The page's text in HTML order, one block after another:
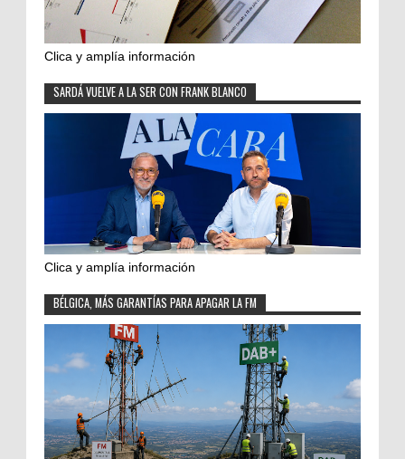
Clica y amplía información
SARDÁ VUELVE A LA SER CON FRANK BLANCO
Clica y amplía información
BÉLGICA, MÁS GARANTÍAS PARA APAGAR LA FM